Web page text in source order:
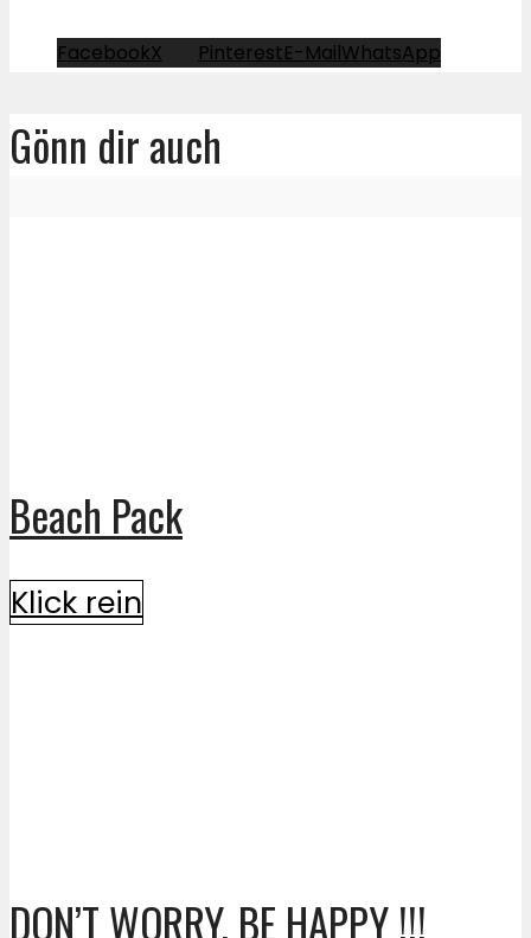
FacebookX PinterestE-MailWhatsApp
Gönn dir auch
Beach Pack
Klick rein
DON’T WORRY, BE HAPPY !!!